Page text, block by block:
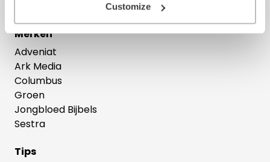
Customize
Merken
Adveniat
Ark Media
Columbus
Groen
Jongbloed Bijbels
Sestra
Tips